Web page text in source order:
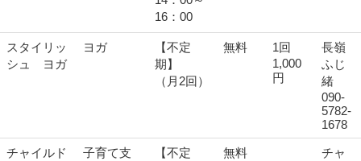
16：00
スタイリッ
シュ ヨガ
ヨガ
【不定
期】
（月2回）
無料
1回
1,000
円
長嶺
ふじ
緒
090-
5782-
1678
チャイルド
子育て支
【不定
無料
チャ